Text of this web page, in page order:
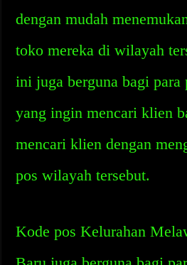
dengan mudah
toko mereka di wilayah
ini juga berguna bagi para
yang ingin mencari klien
mencari klien dengan
pos wilayah tersebut.
Kode pos Kelurahan